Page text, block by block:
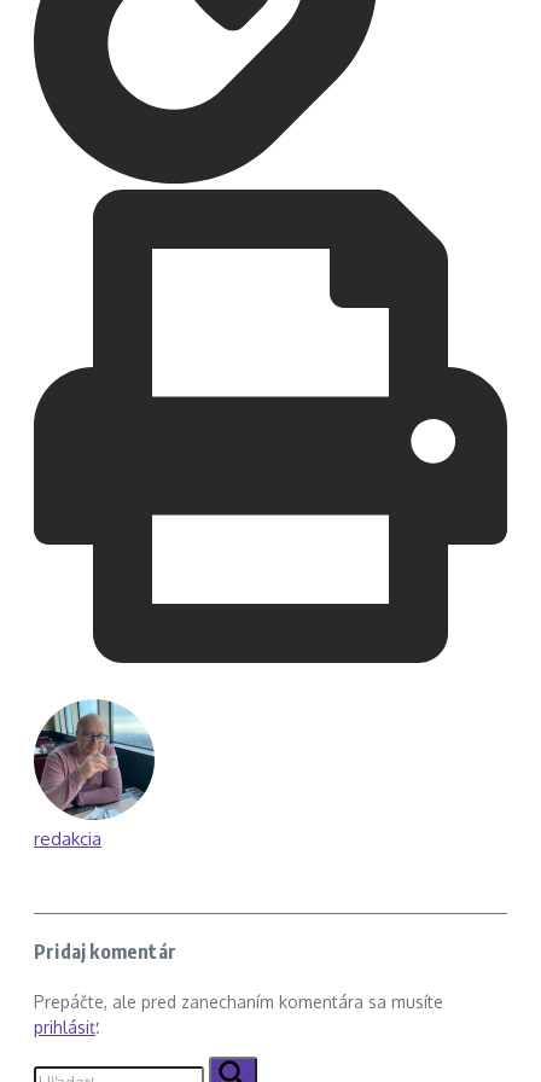
redakcia
Pridaj komentár
Prepáčte, ale pred zanechaním komentára sa musíte
prihlásiť.
Hľadať: